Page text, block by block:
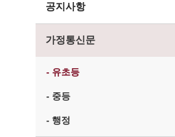
공지사항
가정통신문
- 유초등
- 중등
- 행정